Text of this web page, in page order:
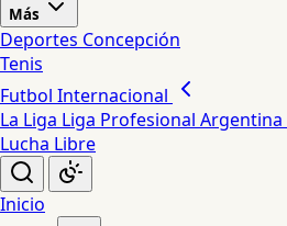
Más
Deportes Concepción
Tenis
Futbol Internacional
La Liga Liga Profesional Argentina
Lucha Libre
Inicio